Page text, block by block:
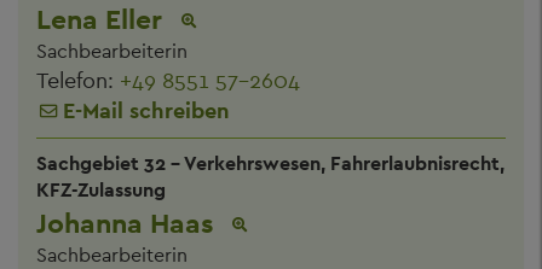
Lena Eller
Sachbearbeiterin
Telefon: +49 8551 57-2604
E-Mail schreiben
Sachgebiet 32 - Verkehrswesen, Fahrerlaubnisrecht,
KFZ-Zulassung
Johanna Haas
Sachbearbeiterin